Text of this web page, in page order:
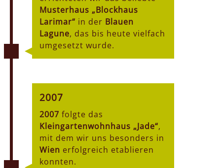
Musterhaus „Blockhaus
Larimar“ in der Blauen
Lagune, das bis heute vielfach
umgesetzt wurde.
2007
2007 folgte das
Kleingartenwohnhaus „Jade“,
mit dem wir uns besonders in
Wien erfolgreich etablieren
konnten.